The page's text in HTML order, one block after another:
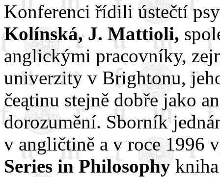
Konferenci řídili ústečtí
Kolínská, J. Mattioli,
anglickými pracovníky,
univerzity v Brightonu,
čeątinu stejně dobře jako
dorozumění. Sborník
v angličtině a v roce 1996
Series in Philosophykniha